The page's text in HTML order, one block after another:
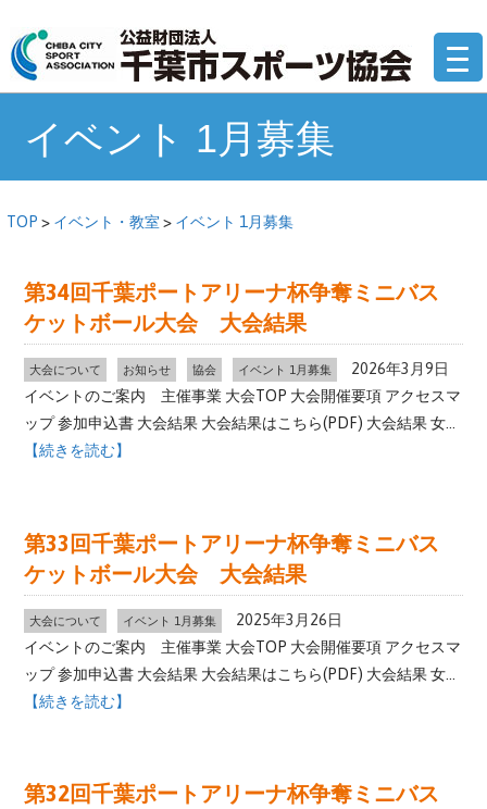
テ
ン
公
イベント 1月募集
TOP > イベント・教室 > イベント 1月募集
第34回千葉ポートアリーナ杯争奪ミニバス
ケットボール大会 大会結果
大会について お知らせ 協会 イベント 1月募集
2026年3月9日
イベントのご案内 主催事業 大会TOP 大会開催要項 アクセスマ
ップ 参加申込書 大会結果 大会結果はこちら(PDF) 大会結果 女...
【続きを読む】
第33回千葉ポートアリーナ杯争奪ミニバス
ケットボール大会 大会結果
大会について イベント 1月募集
2025年3月26日
イベントのご案内 主催事業 大会TOP 大会開催要項 アクセスマ
ップ 参加申込書 大会結果 大会結果はこちら(PDF) 大会結果 女...
【続きを読む】
第32回千葉ポートアリーナ杯争奪ミニバス